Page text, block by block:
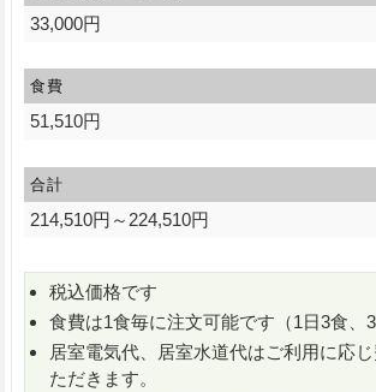
33,000円
食費
51,510円
合計
214,510円～224,510円
税込価格です
食費は1食毎に注文可能です（1日3食、
居室電気代、居室水道代はご利用に応
ただきます。